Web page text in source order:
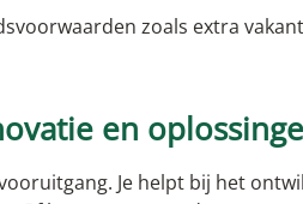
zoals extra
en
Je helpt bij het